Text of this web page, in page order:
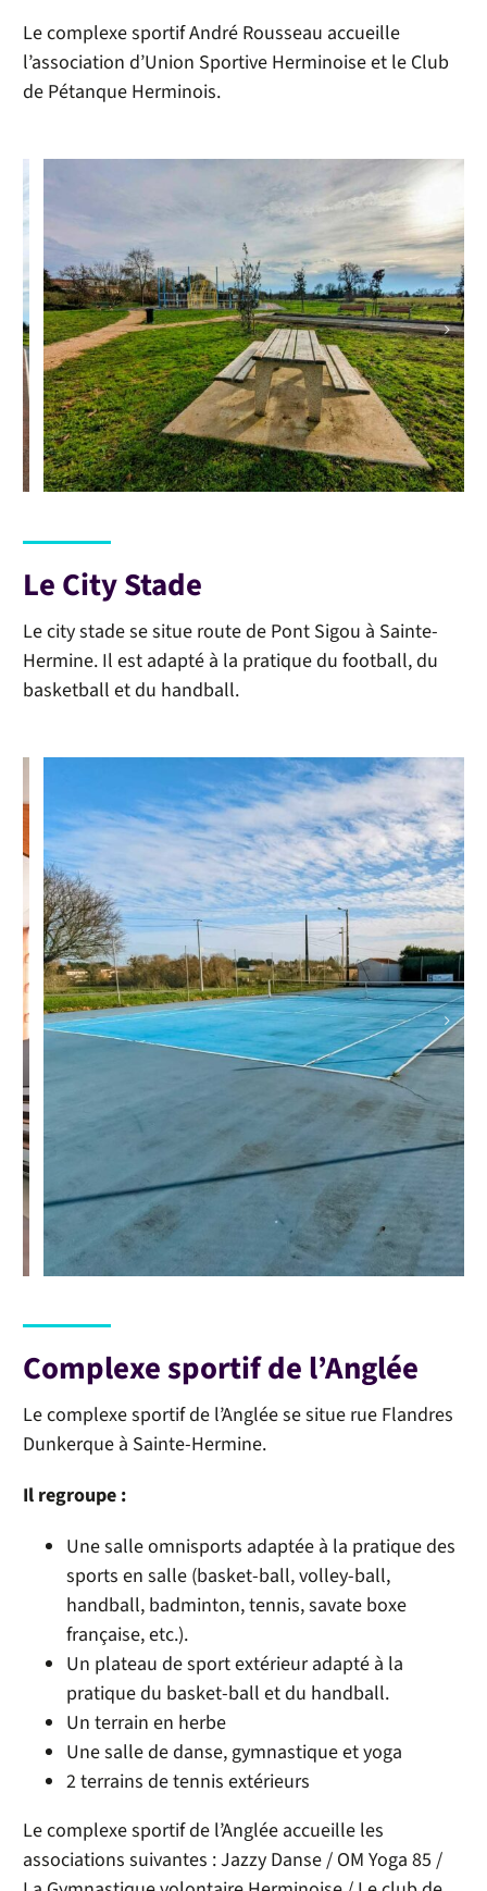
Le complexe sportif André Rousseau accueille
l’association d’Union Sportive Herminoise et le Club
de Pétanque Herminois.
Le City Stade
Le city stade se situe route de Pont Sigou à Sainte-
Hermine. Il est adapté à la pratique du football, du
basketball et du handball.
Complexe sportif de l’Anglée
Le complexe sportif de l’Anglée se situe rue Flandres
Dunkerque à Sainte-Hermine.
Il regroupe :
Une salle omnisports adaptée à la pratique des
sports en salle (basket-ball, volley-ball,
handball, badminton, tennis, savate boxe
française, etc.).
Un plateau de sport extérieur adapté à la
pratique du basket-ball et du handball.
Un terrain en herbe
Une salle de danse, gymnastique et yoga
2 terrains de tennis extérieurs
Le complexe sportif de l’Anglée accueille les
associations suivantes : Jazzy Danse / OM Yoga 85 /